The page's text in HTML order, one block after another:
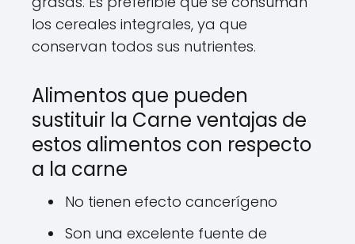
los cereales integrales, ya que
conservan todos sus nutrientes.
Alimentos que pueden
sustituir la Carne ventajas de
estos alimentos con respecto
a la carne
No tienen efecto cancerígeno
Son una excelente fuente de